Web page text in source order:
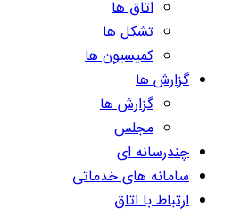
اتاق ها
تشکل ها
کمیسیون ها
گزارش ها
گزارش ها
مجلس
چندرسانه ای
سامانه های خدماتی
ارتباط با اتاق